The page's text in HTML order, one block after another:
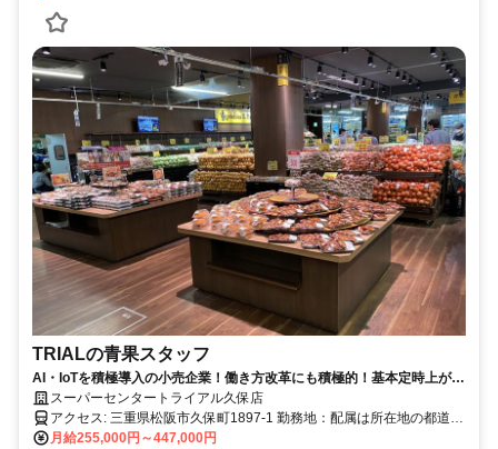
TRIALの青果スタッフ
AI・IoTを積極導入の小売企業！働き方改革にも積極的！基本定時上が
り！スーパーセンタートライアル久保店
アクセス: 三重県松阪市久保町1897-1 勤務地：配属は所在地の都道府
県 ※初任地は最寄りの店舗又は希望エリアを優先し配属します。 ※
月給255,000円～447,000円